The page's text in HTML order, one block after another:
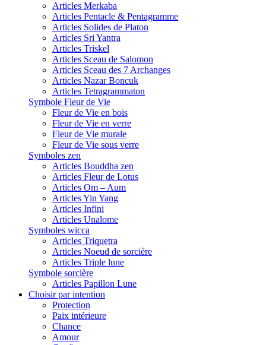
Articles Merkaba
Articles Pentacle & Pentagramme
Articles Solides de Platon
Articles Sri Yantra
Articles Triskel
Articles Sceau de Salomon
Articles Sceau des 7 Archanges
Articles Nazar Boncuk
Articles Tetragrammaton
Symbole Fleur de Vie
Fleur de Vie en bois
Fleur de Vie en verre
Fleur de Vie murale
Fleur de Vie sous verre
Symboles zen
Articles Bouddha zen
Articles Fleur de Lotus
Articles Om – Aum
Articles Yin Yang
Articles Infini
Articles Unalome
Symboles wicca
Articles Triquetra
Articles Noeud de sorcière
Articles Triple lune
Symbole sorcière
Articles Papillon Lune
Choisir par intention
Protection
Paix intérieure
Chance
Amour